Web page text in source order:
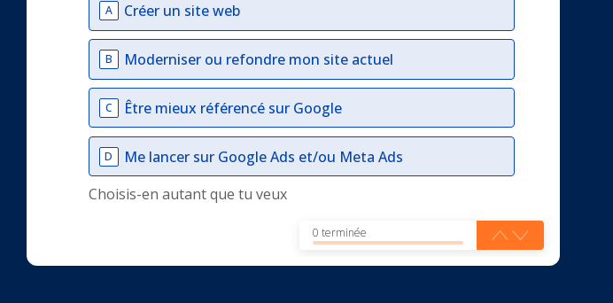
A Créer un site web
B Moderniser ou refondre mon site actuel
C Être mieux référencé sur Google
D
Me lancer sur Google Ads et/ou Meta Ads
Choisis-en autant que tu veux
0 terminée